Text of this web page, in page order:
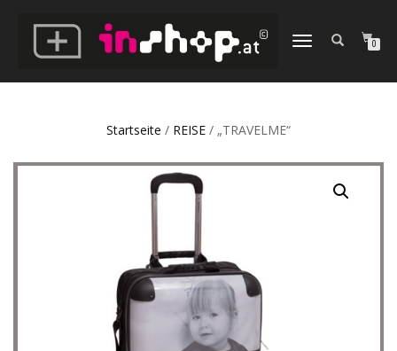
NAVIGATION
0
Startseite / REISE / „TRAVELME“